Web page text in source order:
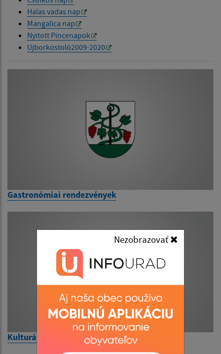
Halas vadas nap
Mangalica nap
Nyitott Pincenapok
Ujborkostoló2009-2020
Gastronómiai rendezvények
Kulturális rendezvények
Nezobrazovať